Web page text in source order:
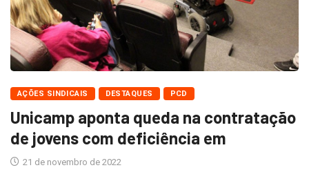
AÇÕES SINDICAIS DESTAQUES PCD
Unicamp aponta queda na contratação
de jovens com deficiência em
21 de novembro de 2022